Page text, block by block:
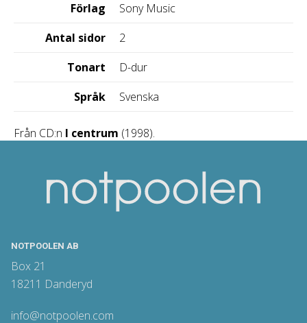
Förlag
Sony Music
Antal sidor
2
Tonart
D-dur
Språk
Svenska
Från CD:n I centrum (1998).
NOTPOOLEN AB
Box 21
18211 Danderyd
info@notpoolen.com